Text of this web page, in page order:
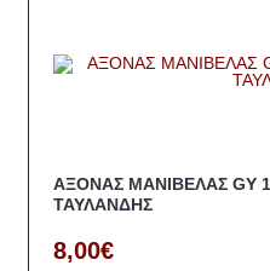
ΑΞΟΝΑΣ ΜΑΝΙΒΕΛΑΣ GY
ΤΑΥΛΑΝΔΗΣ
8,00€